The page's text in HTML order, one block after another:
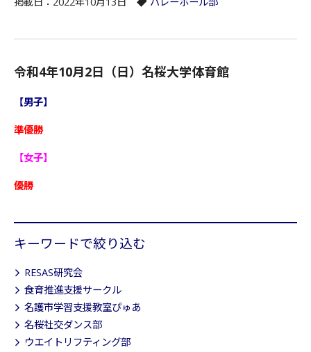
令和4年10月2日（日）名桜大学体育館
【男子】
準優勝
【女子】
優勝
キーワードで絞り込む
RESAS研究会
食育推進支援サークル
名護市学習支援教室ぴゅあ
名桜社交ダンス部
ウエイトリフティング部